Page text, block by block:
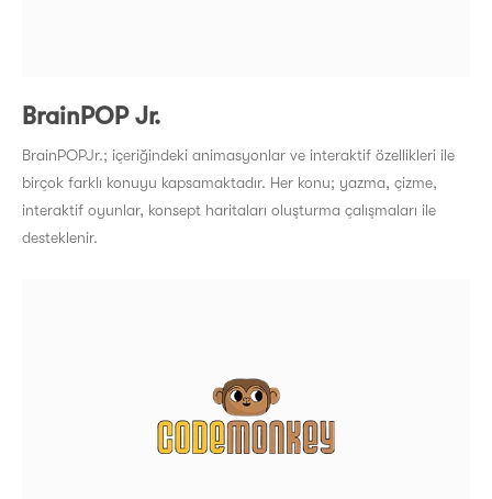
BrainPOP Jr.
BrainPOPJr.; içeriğindeki animasyonlar ve interaktif özellikleri ile
birçok farklı konuyu kapsamaktadır. Her konu; yazma, çizme,
interaktif oyunlar, konsept haritaları oluşturma çalışmaları ile
desteklenir.